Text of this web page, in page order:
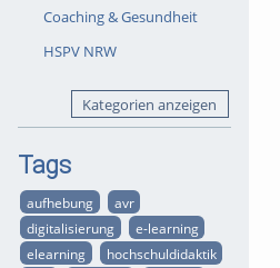
Coaching & Gesundheit
HSPV NRW
Kategorien anzeigen
Tags
aufhebung
avr
digitalisierung
e-learning
elearning
hochschuldidaktik